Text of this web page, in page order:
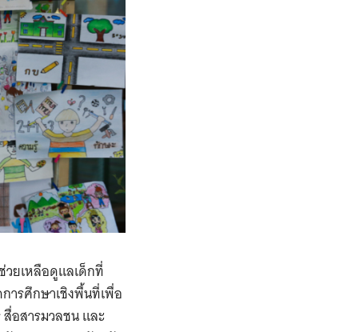
วยเหลือดูแลเด็กที่
รศึกษาเชิงพื้นที่เพื่อ
อสารมวลชน และ